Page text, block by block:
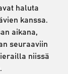
haluta
kanssa.
aikana,
seuraaviin
niissä